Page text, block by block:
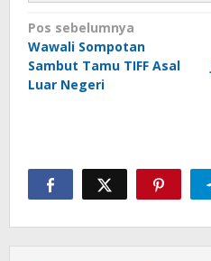
Navigasi
pos
Pos sebelumnya
Wawali Sompotan
Sambut Tamu TIFF Asal
Luar Negeri